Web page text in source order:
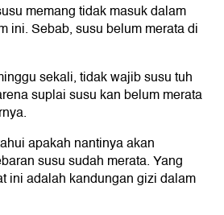
memang tidak masuk dalam
ini. Sebab, susu belum merata di
sekali, tidak wajib susu tuh
suplai susu kan belum merata
apakah nantinya akan
susu sudah merata. Yang
ini adalah kandungan gizi dalam